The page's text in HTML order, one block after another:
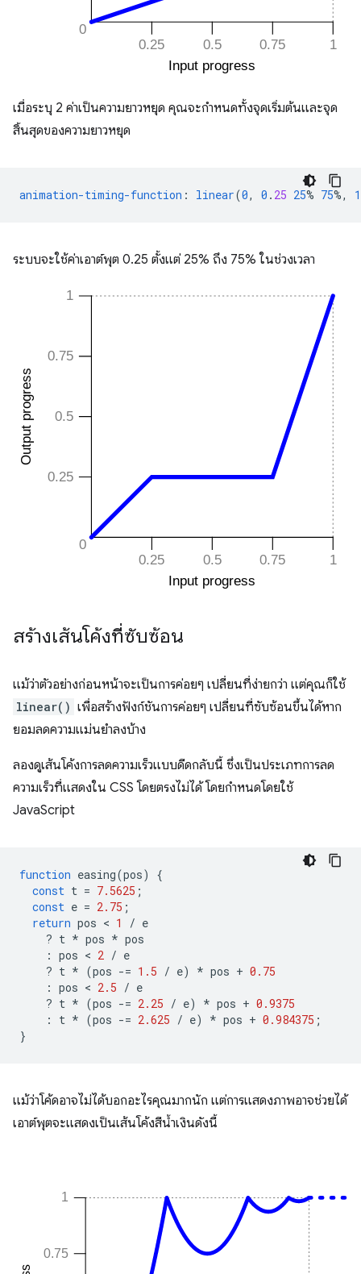
เมื่อระบุ 2 ค่าเป็นความยาวหยุด คุณจะกำหนดทั้งจุดเริ่มต้นและจุด
สิ้นสุดของความยาวหยุด
animation-timing-function : linear(0, 0 . 25 25% 75%, 1
ระบบจะใช้ค่าเอาต์พุต 0.25 ตั้งแต่ 25% ถึง 75% ในช่วงเวลา
สร้างเส้นโค้งที่ซับซ้อน
แม้ว่าตัวอย่างก่อนหน้าจะเป็นการค่อยๆ เปลี่ยนที่ง่ายกว่า แต่คุณก็ใช้
linear() เพื่อสร้างฟังก์ชันการค่อยๆ เปลี่ยนที่ซับซ้อนขึ้นได้หาก
ยอมลดความแม่นยำลงบ้าง
ลองดูเส้นโค้งการลดความเร็วแบบดีดกลับนี้ ซึ่งเป็นประเภทการลด
ความเร็วที่แสดงใน CSS โดยตรงไม่ได้ โดยกำหนดโดยใช้
JavaScript
function easing(pos)
{
const t = 7.5625 ;
const e = 2.75 ;
return pos < 1 / e
? t * pos * pos
: pos < 2 / e
? t * (pos -= 1.5 / e) * pos + 0.75
: pos < 2.5 / e
? t * (pos -= 2.25 / e) * pos + 0.9375
:
t * (pos -= 2.625 / e) * pos + 0.984375 ;
}
แม้ว่าโค้ดอาจไม่ได้บอกอะไรคุณมากนัก แต่การแสดงภาพอาจช่วยได้
เอาต์พุตจะแสดงเป็นเส้นโค้งสีน้ำเงินดังนี้